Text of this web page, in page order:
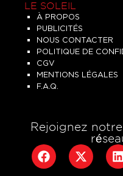
LE SOLEIL
À PROPOS
PUBLICITÉS
NOUS CONTACTER
POLITIQUE DE
CGV
MENTIONS LÉGALES
F.A.Q.
Rejoignez